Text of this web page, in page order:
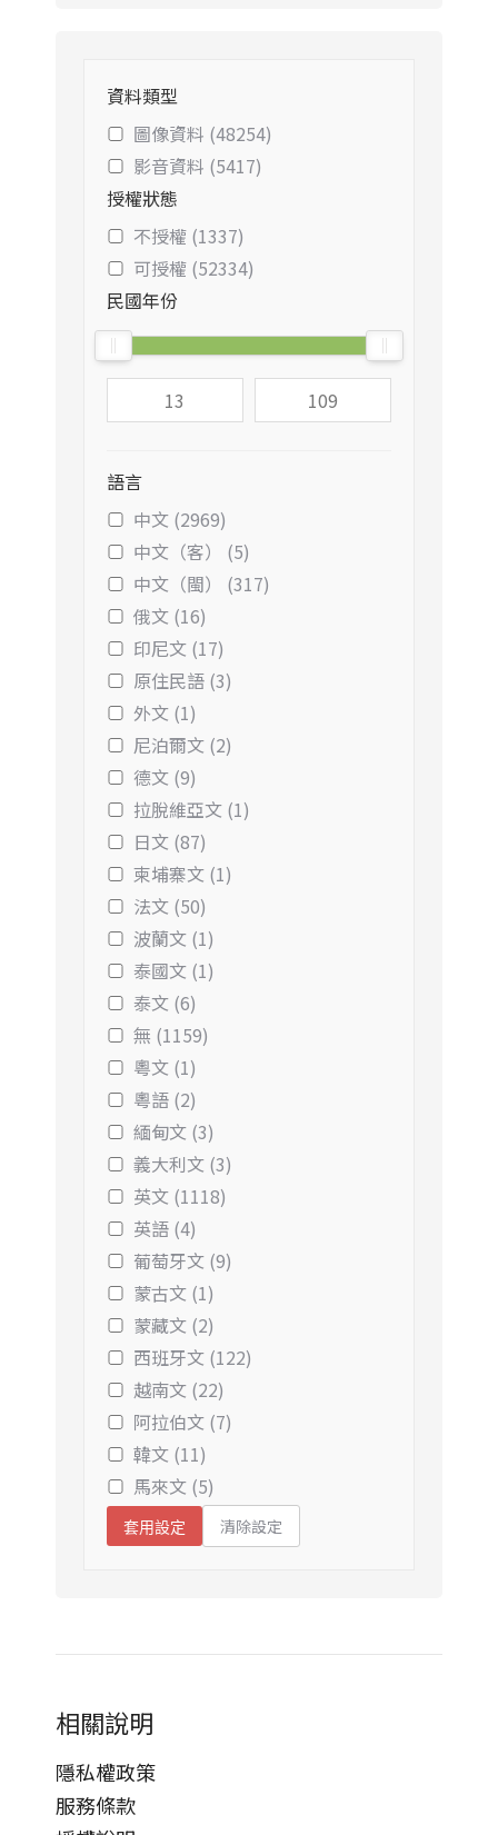
資料類型
圖像資料 (48254)
影音資料 (5417)
授權狀態
不授權 (1337)
可授權 (52334)
民國年份
語言
中文 (2969)
中文（客） (5)
中文（閩） (317)
俄文 (16)
印尼文 (17)
原住民語 (3)
外文 (1)
尼泊爾文 (2)
德文 (9)
拉脫維亞文 (1)
日文 (87)
柬埔寨文 (1)
法文 (50)
波蘭文 (1)
泰國文 (1)
泰文 (6)
無 (1159)
粵文 (1)
粵語 (2)
緬甸文 (3)
義大利文 (3)
英文 (1118)
英語 (4)
葡萄牙文 (9)
蒙古文 (1)
蒙藏文 (2)
西班牙文 (122)
越南文 (22)
阿拉伯文 (7)
韓文 (11)
馬來文 (5)
套用設定 清除設定
相關說明
隱私權政策
服務條款